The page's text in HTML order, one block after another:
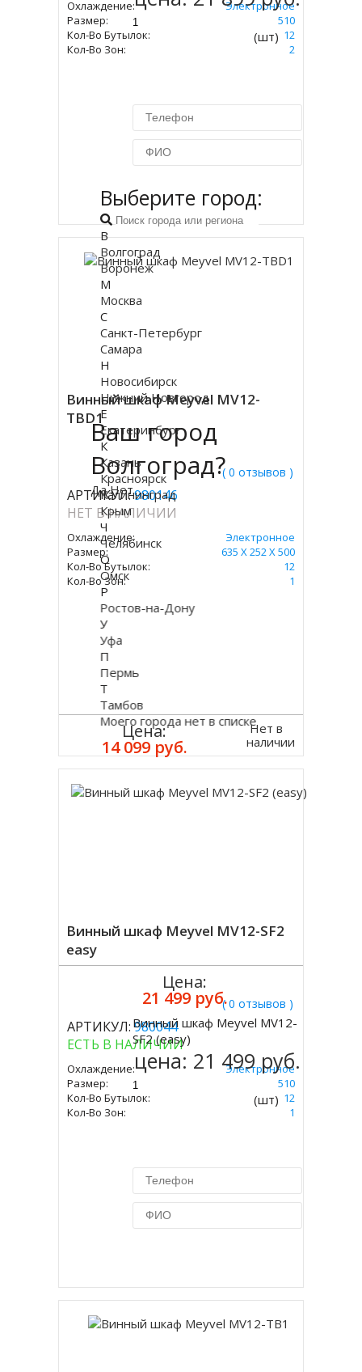
Охлаждение:
Электронное
Размер:
534 Х 340 Х 510
Кол-Во Бутылок:
12
Кол-Во Зон:
2
(шт)
Купить в 1 клик
Винный шкаф Meyvel MV12-
TBD1
( 0 отзывов )
АРТИКУЛ:980146
НЕТ В НАЛИЧИИ
Охлаждение:
Электронное
Размер:
635 Х 252 Х 500
Кол-Во Бутылок:
12
Кол-Во Зон:
1
Цена:
14 099 руб.
Нет в
наличии
Винный шкаф Meyvel MV12-SF2
easy
( 0 отзывов )
АРТИКУЛ:980044
ЕСТЬ В НАЛИЧИИ
Охлаждение:
Электронное
Размер:
534 Х 340 Х 510
Кол-Во Бутылок:
12
Кол-Во Зон:
1
Цена:
21 499 руб.
Купить
Винный шкаф Meyvel MV12-
SF2 (easy)
цена: 21 499 руб.
(шт)
Ваш город
Волгоград?
Да Нет
Выберите город:
В
Волгоград
Воронеж
М
Москва
С
Санкт-Петербург
Самара
Н
Новосибирск
Нижний Новгород
Е
Екатеринбург
К
Казань
Красноярск
Калининград
Крым
Ч
Челябинск
О
Омск
Р
Ростов-на-Дону
У
Уфа
П
Пермь
Т
Тамбов
Моего города нет в списке